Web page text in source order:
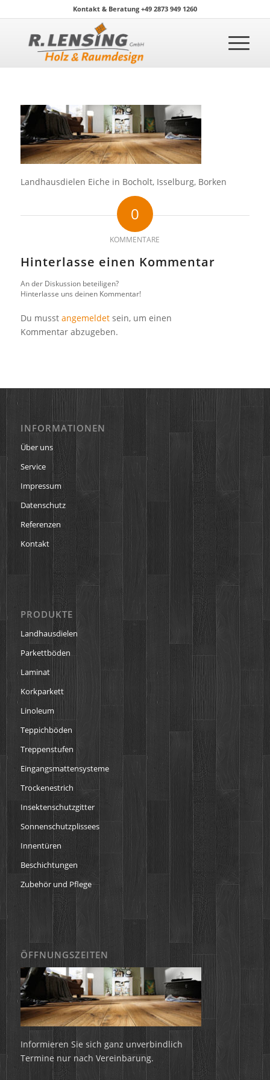
Kontakt & Beratung +49 2873 949 1260
Landhausdielen Eiche in Bocholt, Isselburg, Borken
0
KOMMENTARE
Hinterlasse einen Kommentar
An der Diskussion beteiligen?
Hinterlasse uns deinen Kommentar!
Du musst angemeldetsein, um einen
Kommentar abzugeben.
INFORMATIONEN
Über uns
Service
Impressum
Datenschutz
Referenzen
Kontakt
PRODUKTE
Landhausdielen
Parkettböden
Laminat
Korkparkett
Linoleum
Teppichböden
Treppenstufen
Eingangsmattensysteme
Trockenestrich
Insektenschutzgitter
Sonnenschutzplissees
Innentüren
Beschichtungen
Zubehör und Pflege
ÖFFNUNGSZEITEN
Informieren Sie sich ganz unverbindlich
Termine nur nach Vereinbarung.